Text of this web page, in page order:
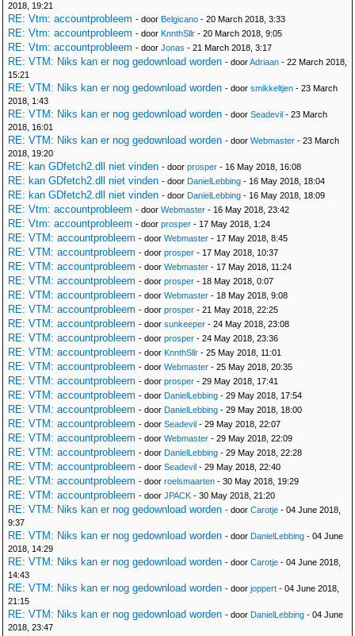
2018, 19:21
RE: Vtm: accountprobleem - door Belgicano - 20 March 2018, 3:33
RE: Vtm: accountprobleem - door KnnthSllr - 20 March 2018, 9:05
RE: Vtm: accountprobleem - door Jonas - 21 March 2018, 3:17
RE: VTM: Niks kan er nog gedownload worden - doorAdriaan - 22 March 2018,
15:21
RE: VTM: Niks kan er nog gedownload worden - door smikkeltjen - 23 March
2018, 1:43
RE: VTM: Niks kan er nog gedownload worden - door Seadevil - 23 March
2018, 16:01
RE: VTM: Niks kan er nog gedownload worden - door Webmaster - 23 March
2018, 19:20
RE: kan GDfetch2.dll niet vinden - door prosper - 16 May 2018, 16:08
RE: kan GDfetch2.dll niet vinden - door DanielLebbing - 16 May 2018, 18:04
RE: kan GDfetch2.dll niet vinden - door DanielLebbing - 16 May 2018, 18:09
RE: Vtm: accountprobleem - door Webmaster - 16 May 2018, 23:42
RE: Vtm: accountprobleem - door prosper - 17 May 2018, 1:24
RE: VTM: accountprobleem - door Webmaster - 17 May 2018, 8:45
RE: VTM: accountprobleem - door prosper - 17 May 2018, 10:37
RE: VTM: accountprobleem - door Webmaster - 17 May 2018, 11:24
RE: VTM: accountprobleem - door prosper - 18 May 2018, 0:07
RE: VTM: accountprobleem - door Webmaster - 18 May 2018, 9:08
RE: VTM: accountprobleem - door prosper - 21 May 2018, 22:25
RE: VTM: accountprobleem - door sunkeeper - 24 May 2018, 23:08
RE: VTM: accountprobleem - door prosper - 24 May 2018, 23:36
RE: VTM: accountprobleem - door KnnthSllr - 25 May 2018, 11:01
RE: VTM: accountprobleem - door Webmaster - 25 May 2018, 20:35
RE: VTM: accountprobleem - door prosper - 29 May 2018, 17:41
RE: VTM: accountprobleem - door DanielLebbing - 29 May 2018, 17:54
RE: VTM: accountprobleem - door DanielLebbing - 29 May 2018, 18:00
RE: VTM: accountprobleem - door Seadevil - 29 May 2018, 22:07
RE: VTM: accountprobleem - door Webmaster - 29 May 2018, 22:09
RE: VTM: accountprobleem - door DanielLebbing - 29 May 2018, 22:28
RE: VTM: accountprobleem - door Seadevil - 29 May 2018, 22:40
RE: VTM: accountprobleem - door roelsmaarten - 30 May 2018, 19:29
RE: VTM: accountprobleem - door JPACK - 30 May 2018, 21:20
RE: VTM: Niks kan er nog gedownload worden - door Carotje - 04 June 2018,
9:37
RE: VTM: Niks kan er nog gedownload worden - door DanielLebbing - 04 June
2018, 14:29
RE: VTM: Niks kan er nog gedownload worden - door Carotje - 04 June 2018,
14:43
RE: VTM: Niks kan er nog gedownload worden - door joppert - 04 June 2018,
21:15
RE: VTM: Niks kan er nog gedownload worden - door DanielLebbing - 04 June
2018, 23:47